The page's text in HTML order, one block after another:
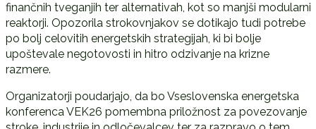
finančnih tveganjih ter alternativah, kot so manjši modularni
reaktorji. Opozorila strokovnjakov se dotikajo tudi potrebe
po bolj celovitih energetskih strategijah, ki bi bolje
upoštevale negotovosti in hitro odzivanje na krizne
razmere.
Organizatorji poudarjajo, da bo Vseslovenska energetska
konferenca VEK26 pomembna priložnost za povezovanje